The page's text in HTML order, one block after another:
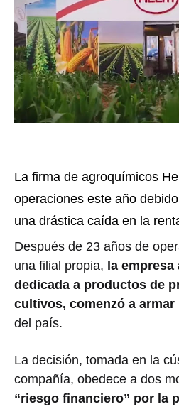
La firma de agroquímicos
operaciones este año
una drástica caída en la
Después de 23 años de
una filial propia, la empresa
dedicada a productos de
cultivos, comenzó a armar
del país.
La decisión, tomada en la
compañía, obedece a dos
“riesgo financiero” por la